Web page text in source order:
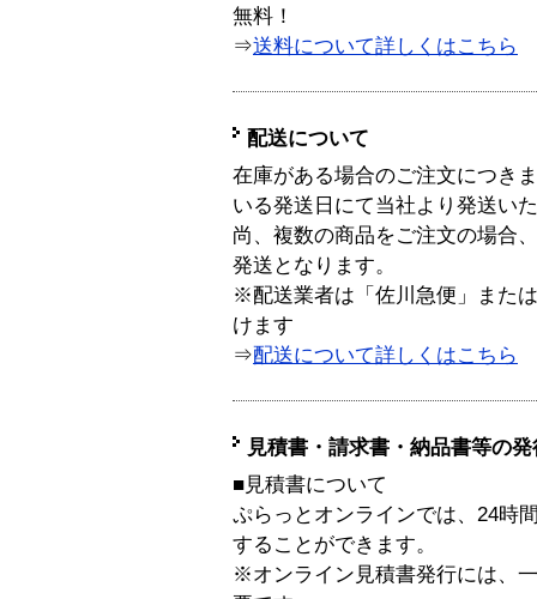
無料！
⇒送料について詳しくはこちら
配送について
在庫がある場合のご注文につき
いる発送日にて当社より発送い
尚、複数の商品をご注文の場合
発送となります。
※配送業者は「佐川急便」また
けます
⇒配送について詳しくはこちら
見積書・請求書・納品書等の
■見積書について
ぷらっとオンラインでは、24時
することができます。
※オンライン見積書発行には、